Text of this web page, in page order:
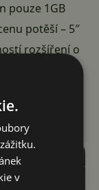
pouze 1GB
potěší – 5″
rozšíření o
Android ve
mAh. S
zajímavým
v